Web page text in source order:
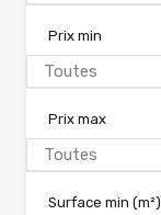
Prix min
Toutes
Prix max
Toutes
Surface min (m²)